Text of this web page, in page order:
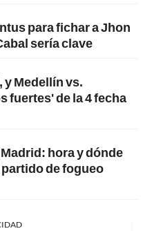
para fichar a Jhon
sería clave
y Medellín vs.
fuertes' de la 4 fecha
hora y dónde
partido de fogueo